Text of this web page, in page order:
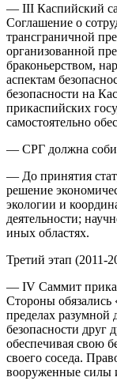
— III Каспийский
Соглашение о
трансграничной
организованной
браконьерством,
аспектам
безопасности на
прикаспийских
самостоятельно
— СРГ должна
— До принятия
решение
экологии и
деятельности;
иных областях.
Третий этап (2011-
— IV Саммит
Стороны обязались
пределах разумной
безопасности друг
обеспечивая свою
своего соседа.
вооруженные силы